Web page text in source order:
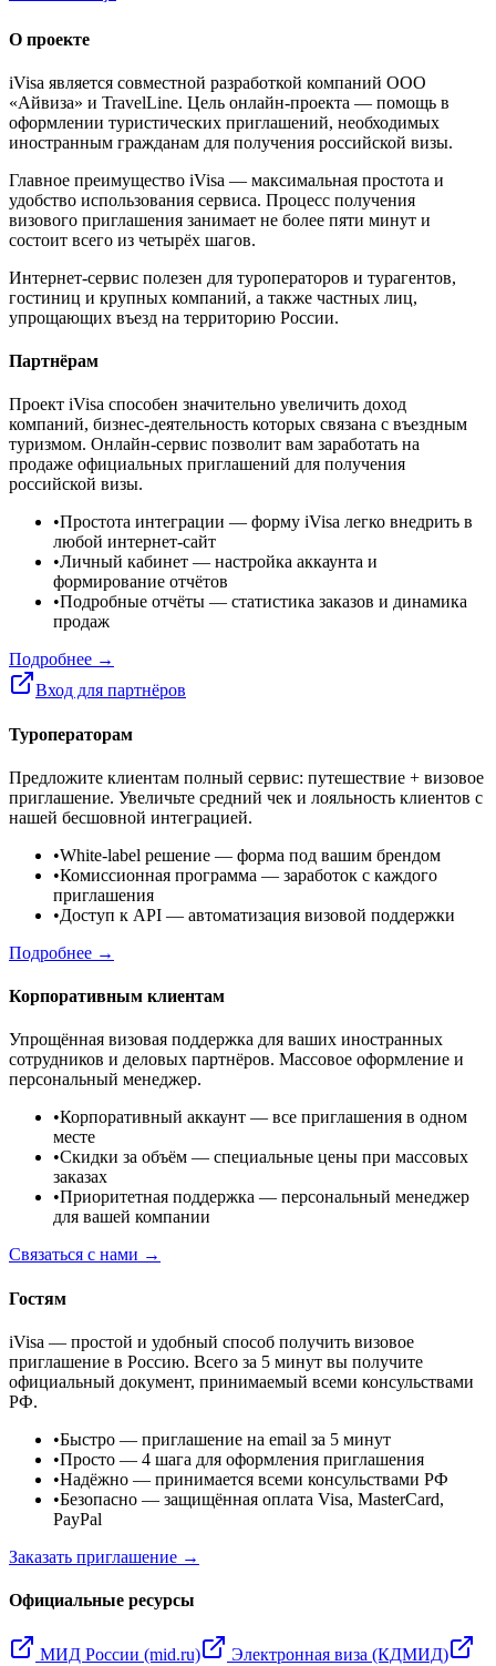
О проекте
iVisa является совместной разработкой компаний ООО
«Айвиза» и TravelLine. Цель онлайн-проекта — помощь в
оформлении туристических приглашений, необходимых
иностранным гражданам для получения российской визы.
Главное преимущество iVisa — максимальная простота и
удобство использования сервиса. Процесс получения
визового приглашения занимает не более пяти минут и
состоит всего из четырёх шагов.
Интернет-сервис полезен для туроператоров и турагентов,
гостиниц и крупных компаний, а также частных лиц,
упрощающих въезд на территорию России.
Партнёрам
Проект iVisa способен значительно увеличить доход
компаний, бизнес-деятельность которых связана с въездным
туризмом. Онлайн-сервис позволит вам заработать на
продаже официальных приглашений для получения
российской визы.
•Простота интеграции — форму iVisa легко внедрить в
любой интернет-сайт
•Личный кабинет — настройка аккаунта и
формирование отчётов
•Подробные отчёты — статистика заказов и динамика
продаж
Подробнее →
Вход для партнёров
Туроператорам
Предложите клиентам полный сервис: путешествие + визовое
приглашение. Увеличьте средний чек и лояльность клиентов с
нашей бесшовной интеграцией.
•White-label решение — форма под вашим брендом
•Комиссионная программа — заработок с каждого
приглашения
•Доступ к API — автоматизация визовой поддержки
Подробнее →
Корпоративным клиентам
Упрощённая визовая поддержка для ваших иностранных
сотрудников и деловых партнёров. Массовое оформление и
персональный менеджер.
•Корпоративный аккаунт — все приглашения в одном
месте
•Скидки за объём — специальные цены при массовых
заказах
•Приоритетная поддержка — персональный менеджер
для вашей компании
Связаться с нами →
Гостям
iVisa — простой и удобный способ получить визовое
приглашение в Россию. Всего за 5 минут вы получите
официальный документ, принимаемый всеми консульствами
РФ.
•Быстро — приглашение на email за 5 минут
•Просто — 4 шага для оформления приглашения
•Надёжно — принимается всеми консульствами РФ
•Безопасно — защищённая оплата Visa, MasterCard,
PayPal
Заказать приглашение →
Официальные ресурсы
МИД России (mid.ru)
Электронная виза (КДМИД)